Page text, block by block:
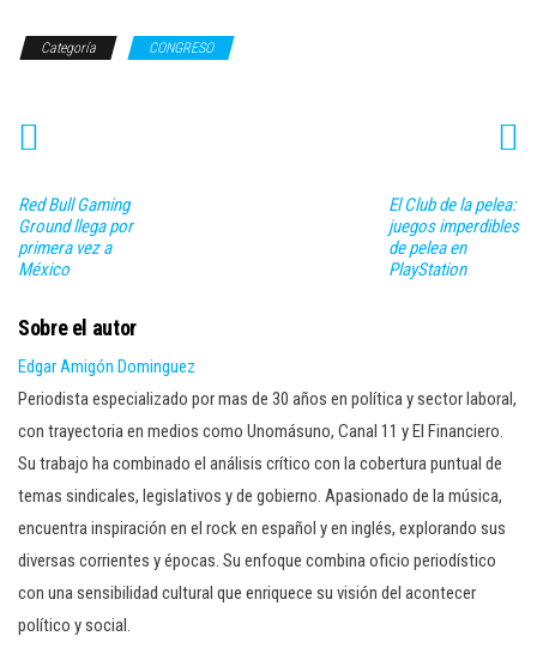
Categoría CONGRESO
Red Bull Gaming
Ground llega por
primera vez a
México
El Club de la pelea:
juegos imperdibles
de pelea en
PlayStation
Sobre el autor
Edgar Amigón Dominguez
Periodista especializado por mas de 30 años en política y sector laboral,
con trayectoria en medios como Unomásuno, Canal 11 y El Financiero.
Su trabajo ha combinado el análisis crítico con la cobertura puntual de
temas sindicales, legislativos y de gobierno. Apasionado de la música,
encuentra inspiración en el rock en español y en inglés, explorando sus
diversas corrientes y épocas. Su enfoque combina oficio periodístico
con una sensibilidad cultural que enriquece su visión del acontecer
político y social.